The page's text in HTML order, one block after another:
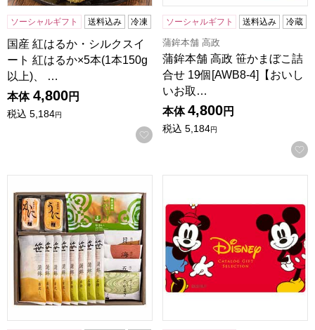
ソーシャルギフト 送料込み 冷凍
国産 紅はるか・シルクスイ
ート 紅はるか×5本(1本150g
以上)、 …
本体 4,800円
税込 5,184円
お気に入りに登録する
ソーシャルギフト 送料込み 冷蔵
蒲鉾本舗 高政
蒲鉾本舗 高政 笹かまぼこ詰
合せ 19個[AWB8-4]【おいし
いお取…
本体 4,800円
税込 5,184円